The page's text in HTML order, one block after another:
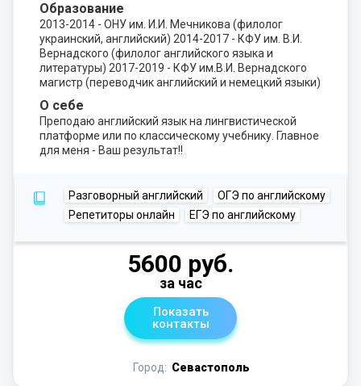
Образование
2013-2014 - ОНУ им. И.И. Мечникова (филолог
украинский, английский) 2014-2017 - КФУ им. В.И.
Вернадского (филолог английского языка и
литературы) 2017-2019 - КФУ им.В.И. Вернадского
магистр (переводчик английский и немецкий языки)
О себе
Преподаю английский язык на лингвистической
платформе или по классическому учебнику. Главное
для меня - Ваш результат!!
Разговорный английский
ОГЭ по английскому
Репетиторы онлайн
ЕГЭ по английскому
Город: Севастополь
5600 руб.
за час
Показать
контакты